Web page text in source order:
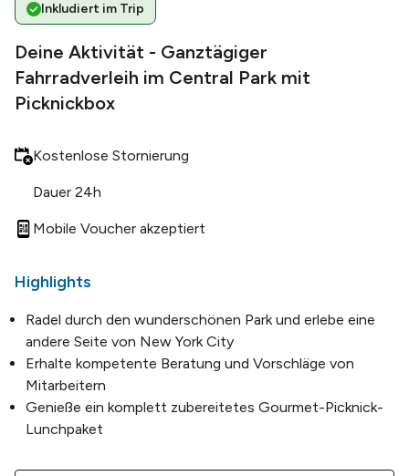
Inkludiert im Trip
Deine Aktivität - Ganztägiger
Fahrradverleih im Central Park mit
Picknickbox
Kostenlose Stornierung
Dauer 24h
Mobile Voucher akzeptiert
Highlights
Radel durch den wunderschönen Park und erlebe eine
andere Seite von New York City
Erhalte kompetente Beratung und Vorschläge von
Mitarbeitern
Genieße ein komplett zubereitetes Gourmet-Picknick-
Lunchpaket